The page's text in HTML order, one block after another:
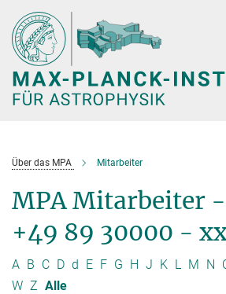
Hauptinhalt
Über das MPA Mitarbeiter
MPA Mitarbeiter
+49 89 30000 -
A B C D d E F G H J K L M N
W Z Alle